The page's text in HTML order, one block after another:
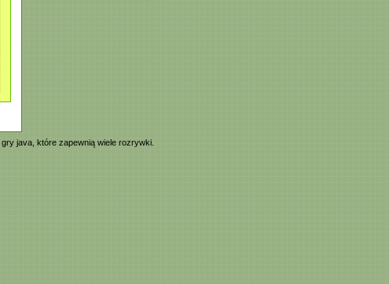
gry java , które zapewnią wiele rozrywki.